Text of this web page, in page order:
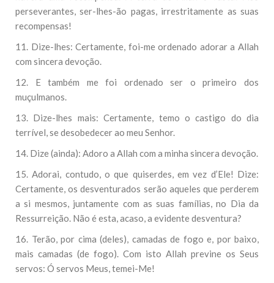
perseverantes, ser-lhes-ão pagas, irrestritamente as suas
recompensas!
11. Dize-lhes: Certamente, foi-me ordenado adorar a Allah
com sincera devoção.
12. E também me foi ordenado ser o primeiro dos
muçulmanos.
13. Dize-lhes mais: Certamente, temo o castigo do dia
terrível, se desobedecer ao meu Senhor.
14. Dize (ainda): Adoro a Allah com a minha sincera devoção.
15. Adorai, contudo, o que quiserdes, em vez d’Ele! Dize:
Certamente, os desventurados serão aqueles que perderem
a si mesmos, juntamente com as suas famílias, no Dia da
Ressurreição. Não é esta, acaso, a evidente desventura?
16. Terão, por cima (deles), camadas de fogo e, por baixo,
mais camadas (de fogo). Com isto Allah previne os Seus
servos: Ó servos Meus, temei-Me!